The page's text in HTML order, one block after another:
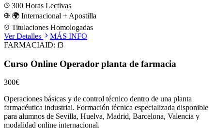
300 Horas Lectivas
🌍 Internacional + Apostilla
Titulaciones Homologadas
Ver Detalles
MÁS INFO
FARMACIAID: f3
Curso Online Operador planta de farmacia
300€
Operaciones básicas y de control técnico dentro de una planta
farmacéutica industrial. Formación técnica especializada disponible
para alumnos de Sevilla, Huelva, Madrid, Barcelona, Valencia y
modalidad online internacional.